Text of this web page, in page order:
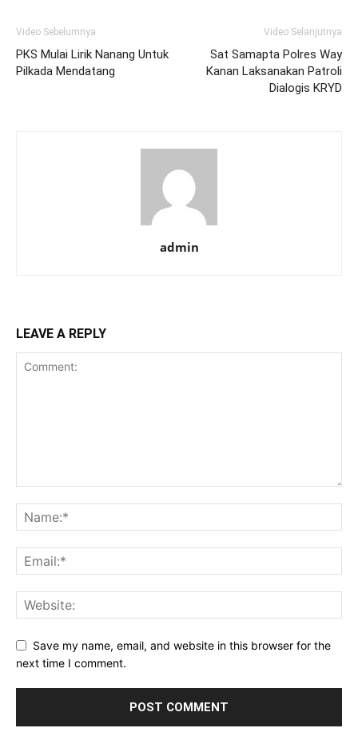
Video Sebelumnya
PKS Mulai Lirik Nanang Untuk
Pilkada Mendatang
Video Selanjutnya
Sat Samapta Polres Way
Kanan Laksanakan Patroli
Dialogis KRYD
admin
LEAVE A REPLY
Save my name, email, and website in this browser for the
next time I comment.